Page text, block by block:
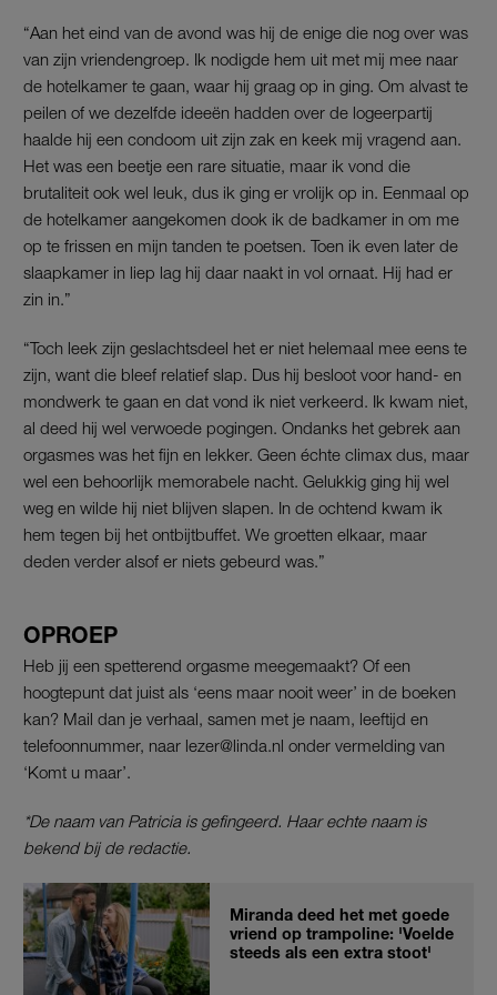
“Aan het eind van de avond was hij de enige die nog over was
van zijn vriendengroep. Ik nodigde hem uit met mij mee naar
de hotelkamer te gaan, waar hij graag op in ging. Om alvast te
peilen of we dezelfde ideeën hadden over de logeerpartij
haalde hij een condoom uit zijn zak en keek mij vragend aan.
Het was een beetje een rare situatie, maar ik vond die
brutaliteit ook wel leuk, dus ik ging er vrolijk op in. Eenmaal op
de hotelkamer aangekomen dook ik de badkamer in om me
op te frissen en mijn tanden te poetsen. Toen ik even later de
slaapkamer in liep lag hij daar naakt in vol ornaat. Hij had er
zin in.”
“Toch leek zijn geslachtsdeel het er niet helemaal mee eens te
zijn, want die bleef relatief slap. Dus hij besloot voor hand- en
mondwerk te gaan en dat vond ik niet verkeerd. Ik kwam niet,
al deed hij wel verwoede pogingen. Ondanks het gebrek aan
orgasmes was het fijn en lekker. Geen échte climax dus, maar
wel een behoorlijk memorabele nacht. Gelukkig ging hij wel
weg en wilde hij niet blijven slapen. In de ochtend kwam ik
hem tegen bij het ontbijtbuffet. We groetten elkaar, maar
deden verder alsof er niets gebeurd was.”
OPROEP
Heb jij een spetterend orgasme meegemaakt? Of een
hoogtepunt dat juist als ‘eens maar nooit weer’ in de boeken
kan? Mail dan je verhaal, samen met je naam, leeftijd en
telefoonnummer, naar lezer@linda.nl onder vermelding van
‘Komt u maar’.
*De naam van Patricia is gefingeerd. Haar echte naam is
bekend bij de redactie.
Miranda deed het met goede
vriend op trampoline: 'Voelde
steeds als een extra stoot'